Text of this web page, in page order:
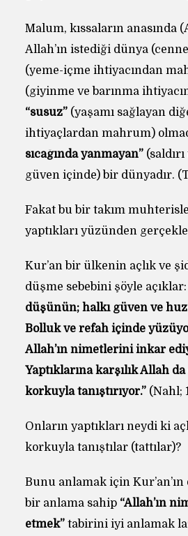
Malum, kıssaların anasında
Allah’ın istediği dünya
(yeme-içme ihtiyacından
(giyinme ve barınma
“susuz”(yaşamı sağlayan
ihtiyaçlardan mahrum)
sıcağında yanmayan”
güven içinde) bir dünyadır.
Fakat bu bir takım
yaptıkları yüzünden
Kur’an bir ülkenin açlık ve
düşme sebebini şöyle açıklar:
düşünün; halkı güven ve
Bolluk ve refah içinde
Allah’ın nimetlerini inkar
Yaptıklarına karşılık Allah
korkuyla tanıştırıyor.”(Nahl;
Onların yaptıkları neydi ki
korkuyla tanıştılar (tattılar)?
Bunu anlamak için Kur’an’ın
bir anlama sahip“Allah’ın
etmek”tabirini iyi anlamak